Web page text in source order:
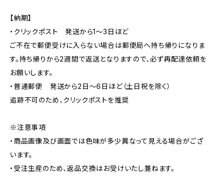
【納期】
・クリックポスト 発送から1〜3日ほど
ご不在で郵便受けに入らない場合は郵便局へ持ち帰りになりま
す。持ち帰りから2週間で返送となりますので、必ず再配達依頼を
お願いします。
・普通郵便 発送から2日〜6日ほど（土日祝を除く）
追跡不可のため、クリックポストを推奨
※注意事項
・商品画像及び画面では色味が多少異なって見える場合がござ
います。
・受注生産のため、返品交換はお受けいたし兼ねます。